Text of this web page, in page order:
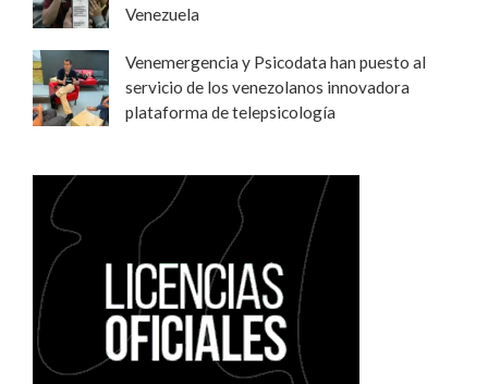
Venezuela
Venemergencia y Psicodata han puesto al
servicio de los venezolanos innovadora
plataforma de telepsicología